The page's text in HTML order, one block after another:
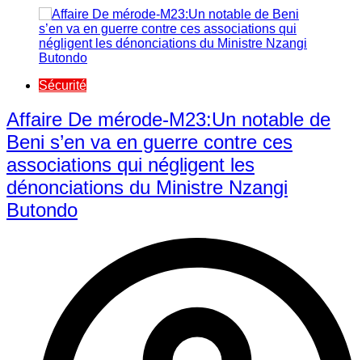
Sécurité
Affaire De mérode-M23:Un notable de
Beni s’en va en guerre contre ces
associations qui négligent les
dénonciations du Ministre Nzangi
Butondo